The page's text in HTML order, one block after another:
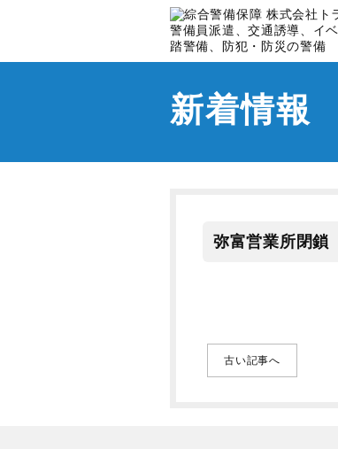
新着情報
弥富営業所閉鎖
古い記事へ